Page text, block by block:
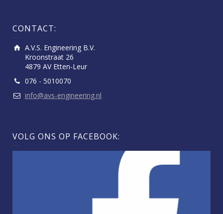
CONTACT:
A.V.S. Engineering B.V.
Kroonstraat 26
4879 AV Etten-Leur
076 - 5010070
info@avs-engineering.nl
VOLG ONS OP FACEBOOK: